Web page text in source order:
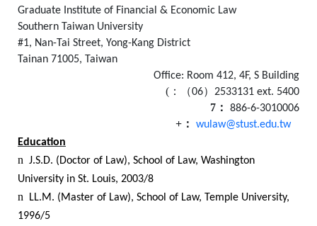
Graduate Institute of Financial & Economic Law
Southern Taiwan University
#1, Nan-Tai Street, Yong-Kang District
Tainan 71005, Taiwan
Office: Room 412, 4F, S Building
( ： （06） 2533131 ext. 5400
7 ： 886-6-3010006
+ ：
wulaw@stust.edu.tw
Education
n J.S.D. (Doctor of Law), School of Law, Washington
University in St. Louis, 2003/8
n
LL.M. (Master of Law), School of Law, Temple University,
1996/5